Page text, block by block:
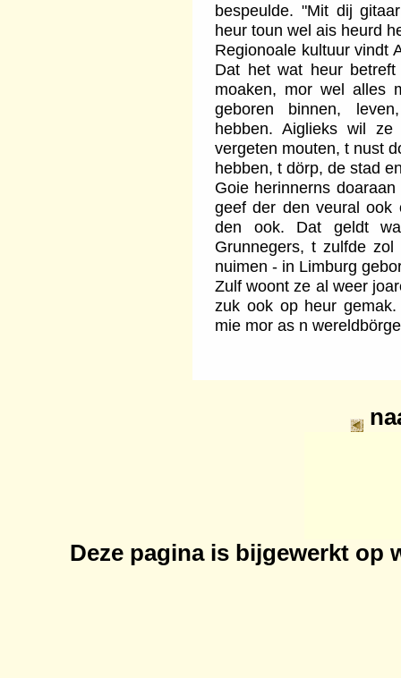
bespeulde. "Mit dij
heur toun wel ais heurd
Regionoale kultuur vindt
Dat het wat heur
moaken, mor wel alles
geboren binnen,
hebben. Aiglieks wil
vergeten mouten, t nust
hebben, t dörp, de stad
Goie herinnerns
geef der den veural ook
den ook. Dat geldt
Grunnegers, t zulfde
nuimen - in Limburg
Zulf woont ze al weer
zuk ook op heur
mie mor as n
Deze pagina is bijgewerkt op